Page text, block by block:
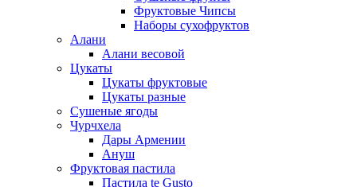
Фруктовые Чипсы
Наборы сухофруктов
Алани
Алани весовой
Цукаты
Цукаты фруктовые
Цукаты разные
Сушеные ягоды
Чурчхела
Дары Армении
Ануш
Фруктовая пастила
Пастила te Gusto